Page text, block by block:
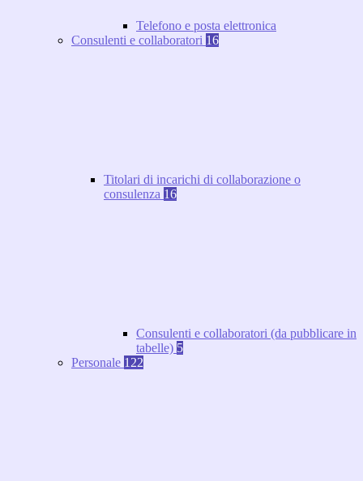
Telefono e posta elettronica
Consulenti e collaboratori 16
Titolari di incarichi di collaborazione o
consulenza 16
Consulenti e collaboratori (da pubblicare in
tabelle) 5
Personale 122